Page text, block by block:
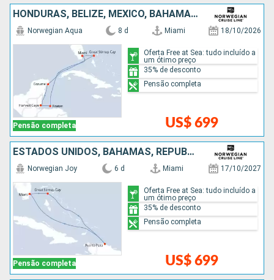
HONDURAS, BELIZE, MÉXICO, BAHAMAS, ESTADOS UNIDOS
Pensão completa
Norwegian Aqua 8 d Miami 18/10/2026
US$ 699
Oferta Free at Sea: tudo incluído a
um ótimo preço
35% de desconto
Pensão completa
ESTADOS UNIDOS, BAHAMAS, REPUBLICA DOMINICANA
Pensão completa
Norwegian Joy 6 d Miami 17/10/2027
US$ 699
Oferta Free at Sea: tudo incluído a
um ótimo preço
35% de desconto
Pensão completa